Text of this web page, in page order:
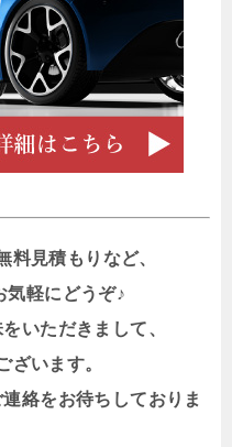
料見積もりなど、
気軽にどうぞ♪
いただきまして、
ざいます。
絡をお待ちしておりま